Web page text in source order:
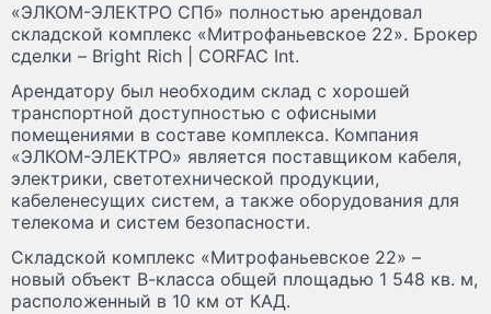
«ЭЛКОМ-ЭЛЕКТРО СПб» полностью арендовал
складской комплекс «Митрофаньевское 22». Брокер
сделки – Bright Rich | CORFAC Int.
Арендатору был необходим склад с хорошей
транспортной доступностью с офисными
помещениями в составе комплекса. Компания
«ЭЛКОМ-ЭЛЕКТРО» является поставщиком кабеля,
электрики, светотехнической продукции,
кабеленесущих систем, а также оборудования для
телекома и систем безопасности.
Складской комплекс «Митрофаньевское 22» –
новый объект В-класса общей площадью 1 548 кв. м,
расположенный в 10 км от КАД.